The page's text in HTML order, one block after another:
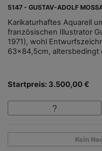
5147 - GUSTAV-ADOLF
Karikaturhaftes Aquarell
französischen Illustrator
1971), wohl
63x84,5cm, altersbedingt
Startpreis: 3.500,00 €
Kein